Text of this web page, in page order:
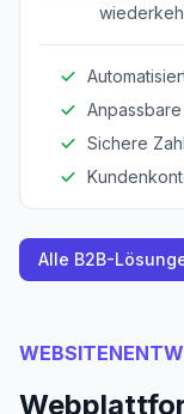
Sichere
Alle B2B-